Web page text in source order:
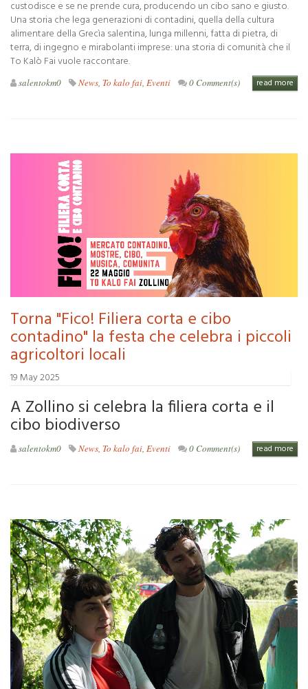
custodisce e se ne prende cura, producendo un cibo sano e giusto.
Una storia che lega generazioni di contadini, quella della cultura
alimentare della Grecìa salentina, lunga millenni, fatta di pietra, di
terra, di ingegno e mirabolanti imprese: una storia di comunità che il
To Kalò Fai vuole raccontare.
salentokm0 News, To kalo fai, Eventi 0 Comment(s) read more
Torna "Fico! Filiera corta e cibo
contadino" la festa che celebra i piccoli
agricoltori locali
19 May 2025
A Zollino si celebra la filiera corta e il
cibo biodiverso
salentokm0 News, To kalo fai, Eventi 0 Comment(s) read more